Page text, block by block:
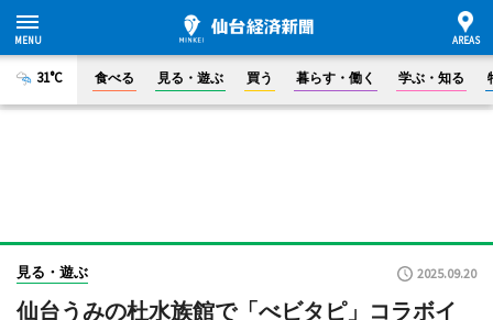
31°C 食べる 見る・遊ぶ 買う 暮らす・働く 学ぶ・知る
見る・遊ぶ 2025.09.20
仙台うみの杜水族館で「べビタピ」コラボイ